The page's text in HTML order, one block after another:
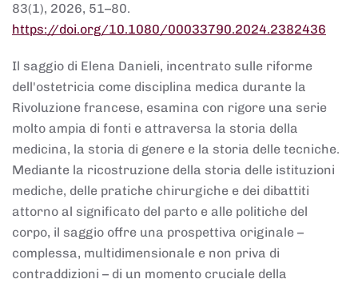
83(1), 2026, 51–80.
https://doi.org/10.1080/00033790.2024.2382436
Il saggio di Elena Danieli, incentrato sulle riforme
dell'ostetricia come disciplina medica durante la
Rivoluzione francese, esamina con rigore una serie
molto ampia di fonti e attraversa la storia della
medicina, la storia di genere e la storia delle tecniche.
Mediante la ricostruzione della storia delle istituzioni
mediche, delle pratiche chirurgiche e dei dibattiti
attorno al significato del parto e alle politiche del
corpo, il saggio offre una prospettiva originale –
complessa, multidimensionale e non priva di
contraddizioni – di un momento cruciale della